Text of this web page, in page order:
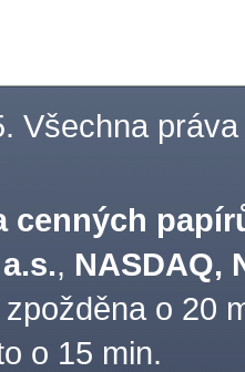
Všechna práva
cenných
, NASDAQ,
o 20
o 15 min.